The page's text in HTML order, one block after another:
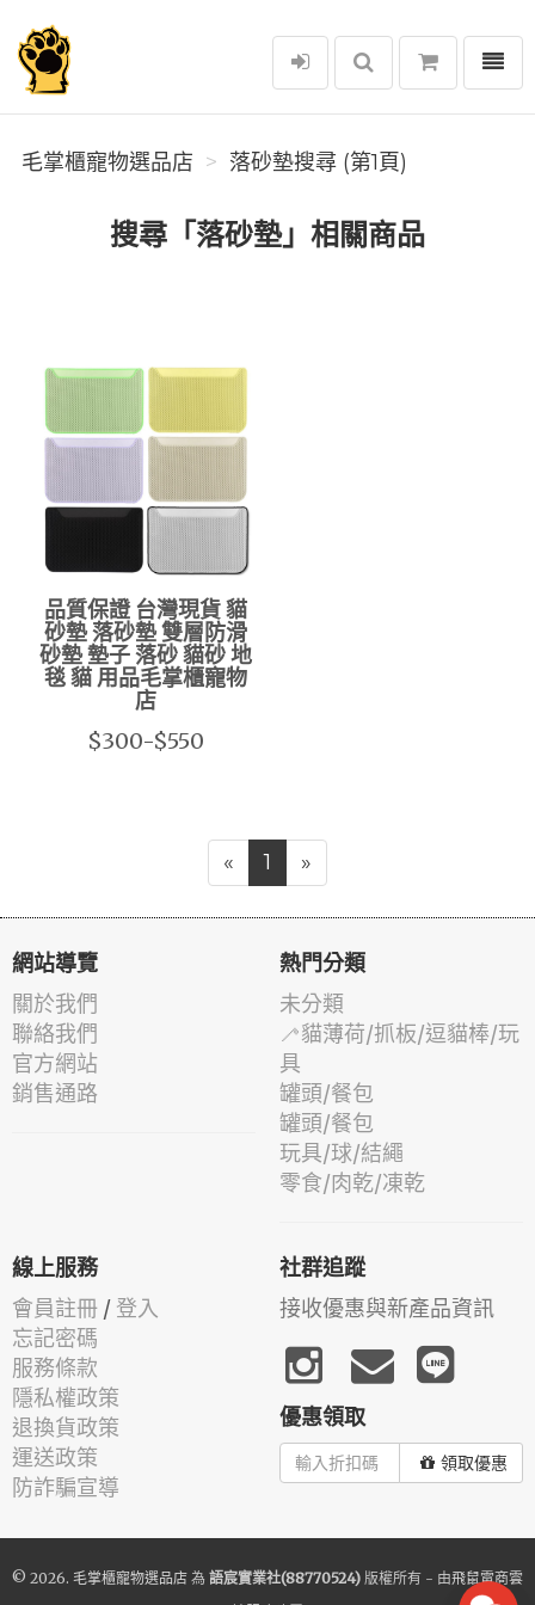
毛掌櫃寵物選品店
選單
毛掌櫃寵物選品店 落砂墊搜尋 (第1頁)
搜尋「落砂墊」相關商品
品質保證 台灣現貨 貓
砂墊 落砂墊 雙層防滑
砂墊 墊子 落砂 貓砂 地
毯 貓 用品毛掌櫃寵物
店
$300-$550
« 1 »
網站導覽
關於我們
聯絡我們
官方網站
銷售通路
熱門分類
未分類
🦯貓薄荷/抓板/逗貓棒/玩
具
罐頭/餐包
罐頭/餐包
玩具/球/結繩
零食/肉乾/凍乾
線上服務
會員註冊 / 登入
忘記密碼
服務條款
隱私權政策
退換貨政策
運送政策
防詐騙宣導
社群追蹤
接收優惠與新產品資訊
優惠領取
領取優惠
© 2026. 毛掌櫃寵物選品店 為 語宸實業社(88770524) 版權所有 - 由飛鼠電商雲